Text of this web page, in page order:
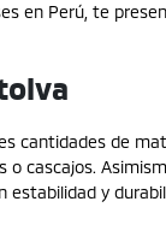
en Perú, te
cantidades de
o cascajos.
estabilidad y